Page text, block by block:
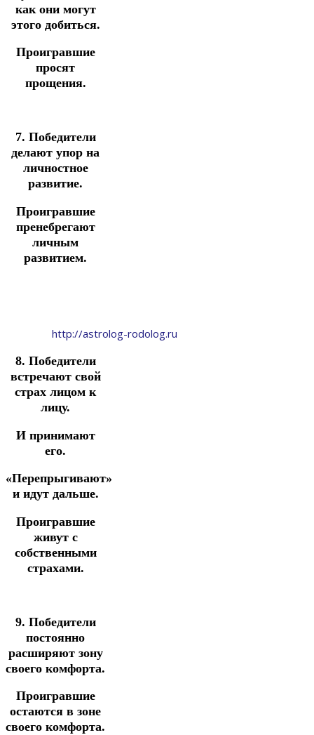
как они могут
этого добиться.
Проигравшие
просят
прощения.
7. Победители
делают упор на
личностное
развитие.
Проигравшие
пренебрегают
личным
развитием.
http://astrolog-rodolog.ru
8. Победители
встречают свой
страх лицом к
лицу.
И принимают
его.
«Перепрыгивают»
и идут дальше.
Проигравшие
живут с
собственными
страхами.
9. Победители
постоянно
расширяют зону
своего комфорта.
Проигравшие
остаются в зоне
своего комфорта.